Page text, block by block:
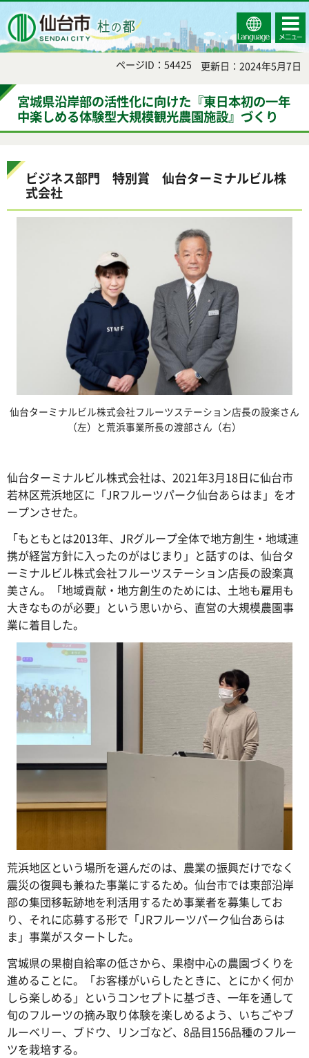
Select
Language
コンテ
ンツメ
ニュー
ページID：54425 更新日：2024年5月7日
宮城県沿岸部の活性化に向けた『東日本初の一年
中楽しめる体験型大規模観光農園施設』づくり
ビジネス部門 特別賞 仙台ターミナルビル株
式会社
仙台ターミナルビル株式会社フルーツステーション店長の設楽さん
（左）と荒浜事業所長の渡部さん（右）
仙台ターミナルビル株式会社は、2021年3月18日に仙台市
若林区荒浜地区に「JRフルーツパーク仙台あらはま」をオ
ープンさせた。
「もともとは2013年、JRグループ全体で地方創生・地域連
携が経営方針に入ったのがはじまり」と話すのは、仙台タ
ーミナルビル株式会社フルーツステーション店長の設楽真
美さん。「地域貢献・地方創生のためには、土地も雇用も
大きなものが必要」という思いから、直営の大規模農園事
業に着目した。
荒浜地区という場所を選んだのは、農業の振興だけでなく
震災の復興も兼ねた事業にするため。仙台市では東部沿岸
部の集団移転跡地を利活用するため事業者を募集してお
り、それに応募する形で「JRフルーツパーク仙台あらは
ま」事業がスタートした。
宮城県の果樹自給率の低さから、果樹中心の農園づくりを
進めることに。「お客様がいらしたときに、とにかく何か
しら楽しめる」というコンセプトに基づき、一年を通して
旬のフルーツの摘み取り体験を楽しめるよう、いちごやブ
ルーベリー、ブドウ、リンゴなど、8品目156品種のフルー
ツを栽培する。